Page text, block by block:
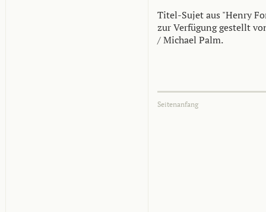
Titel-Sujet aus "Henry
zur Verfügung gestellt
/ Michael Palm.
Seitenanfang